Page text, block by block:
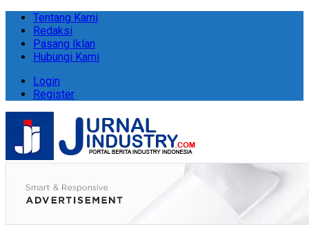
Tentang Kami
Redaksi
Pasang Iklan
Hubungi Kami
Login
Register